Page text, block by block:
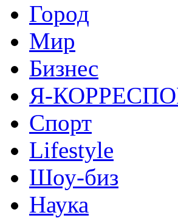
Город
Мир
Бизнес
Я-
Спорт
Lifestyle
Шоу-биз
Наука